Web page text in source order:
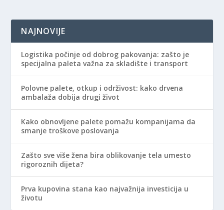
NAJNOVIJE
Logistika počinje od dobrog pakovanja: zašto je
specijalna paleta važna za skladište i transport
Polovne palete, otkup i održivost: kako drvena
ambalaža dobija drugi život
Kako obnovljene palete pomažu kompanijama da
smanje troškove poslovanja
Zašto sve više žena bira oblikovanje tela umesto
rigoroznih dijeta?
Prva kupovina stana kao najvažnija investicija u
životu